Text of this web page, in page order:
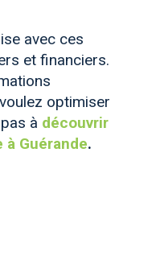
avec ces
et financiers.
optimiser
à découvrir
Guérande.
par mail